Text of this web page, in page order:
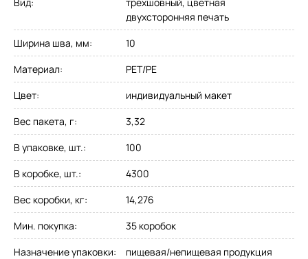
двухсторонняя печать
Ширина шва, мм:
10
Материал:
PET/PE
Цвет:
индивидуальный макет
Вес пакета, г:
3,32
В упаковке, шт.:
100
В коробке, шт.:
4300
Вес коробки, кг:
14,276
Мин. покупка:
35 коробок
Назначение упаковки:
пищевая/непищевая продукция